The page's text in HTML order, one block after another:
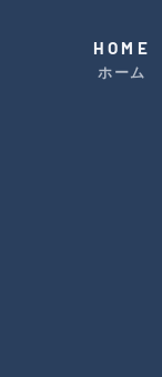
HOME
ホーム